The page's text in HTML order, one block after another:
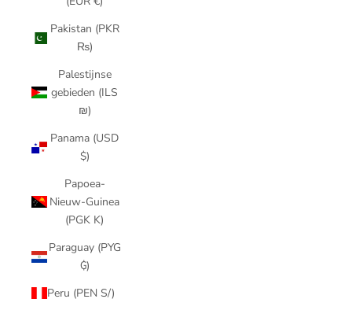
Pakistan (PKR
₨)
Palestijnse
gebieden (ILS
₪)
Panama (USD
$)
Papoea-
Nieuw-Guinea
(PGK K)
Paraguay (PYG
₲)
Peru (PEN S/)